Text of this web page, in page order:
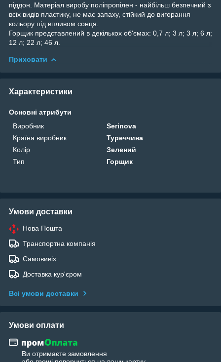
піддон. Матеріал виробу поліпропілен - найбільш безпечний з
всіх видів пластику, не має запаху, стійкий до вигорання
кольору під впливом сонця.
Горщик представлений в декількох об'ємах: 0,7 л; 3 л; 3 л; 6 л;
12 л; 22 л; 46 л.
Приховати
Характеристики
Основні атрибути
Виробник
Serinova
Країна виробник
Туреччина
Колір
Зелений
Тип
Горщик
Умови доставки
Нова Пошта
Транспортна компанія
Самовивіз
Доставка кур'єром
Всі умови доставки
Умови оплати
Ви отримаєте замовлення